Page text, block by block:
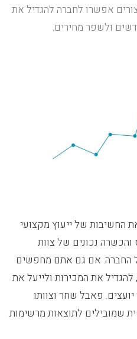
אפשרו לחברה להגדיל את
ולשפר מחירים.
החשיבות של ייעוץ מקצועי
והכשרה נכונים של צוות
החברה. אם גם אתם מחפשים
את המכירות ולייעל את
פאבל שחר וצוותו
שמובילים לתוצאות מרשימות